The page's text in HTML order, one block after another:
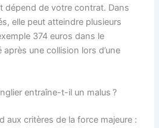
dépend de votre contrat. Dans
elle peut atteindre plusieurs
374 euros dans le
après une collision lors d’une
entraîne-t-il un malus ?
aux critères de la force majeure :